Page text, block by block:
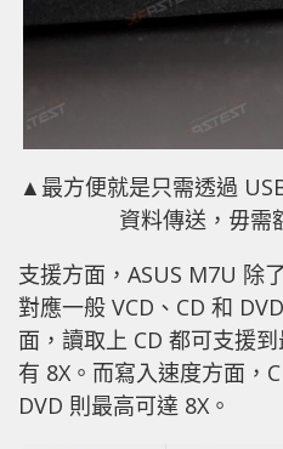
▲最方便就是只需透過
資料傳送，毋需
支援方面，ASUS M7U 除
對應一般 VCD、CD 和
面，讀取上 CD 都可支援
有 8X。而寫入速度方面，
DVD 則最高可達 8X。